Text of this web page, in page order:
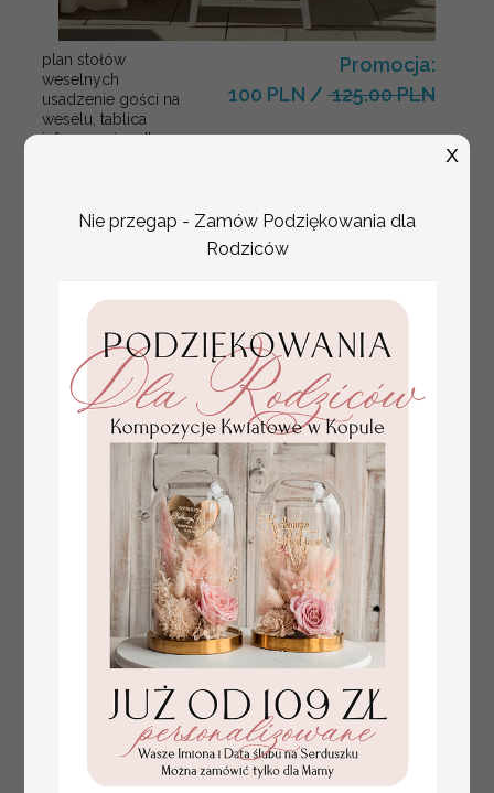
plan stołów
weselnych
usadzenie gości na
weselu, tablica
informacyjna dla
Pary Młodej, plan
Promocja:
100 PLN / 125.00 PLN
złote winietki na komunię, winietka
dekoracja stołu na komunii, komunijne
winietki z naturalnym kłosem
4.50 PLN
Nie przegap - Zamów Podziękowania dla
Rodziców
X